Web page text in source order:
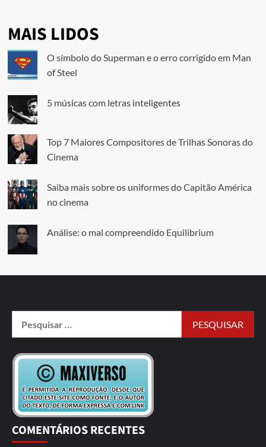
MAIS LIDOS
O símbolo do Superman e o erro corrigido em Man
of Steel
5 músicas com letras inteligentes
Top 7 Maiores Compositores de Trilhas Sonoras do
Cinema
Saiba mais sobre os uniformes do Capitão América
no cinema
Análise: o mal compreendido Equilibrium
COMENTÁRIOS RECENTES